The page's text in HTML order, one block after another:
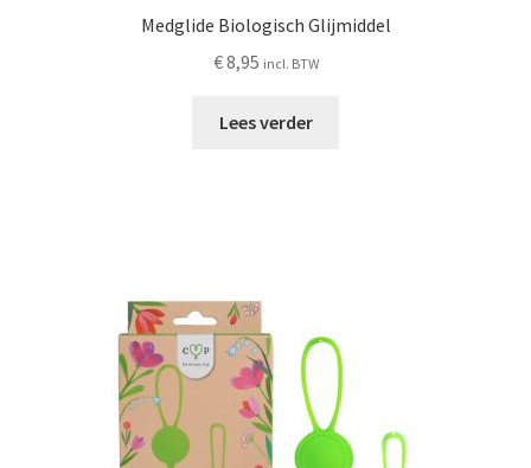
Medglide Biologisch Glijmiddel
€8,95 incl. BTW
Lees verder